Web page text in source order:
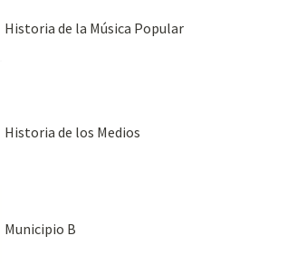
Historia de la Música Popular
Historia de los Medios
Municipio B